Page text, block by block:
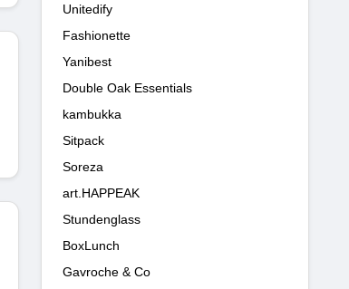
Unitedify
Fashionette
Yanibest
Double Oak Essentials
kambukka
Sitpack
Soreza
art.HAPPEAK
Stundenglass
BoxLunch
Gavroche & Co